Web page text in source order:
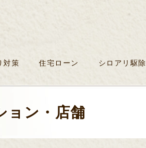
対策 住宅ローン シロアリ駆除
ョン・店舗